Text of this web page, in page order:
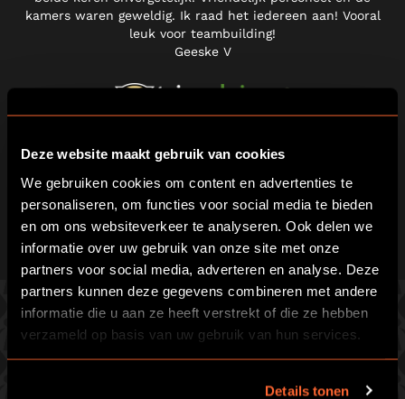
Deze website maakt gebruik van cookies
We gebruiken cookies om content en advertenties te
personaliseren, om functies voor social media te bieden
en om ons websiteverkeer te analyseren. Ook delen we
informatie over uw gebruik van onze site met onze
partners voor social media, adverteren en analyse. Deze
partners kunnen deze gegevens combineren met andere
informatie die u aan ze heeft verstrekt of die ze hebben
verzameld op basis van uw gebruik van hun services.
Details tonen
kamers waren geweldig. Ik raad het iedereen aan! Vooral
leuk voor teambuilding!
Geeske V
KIES EEN VAN ONZE
FANTASTISCHE GAMES